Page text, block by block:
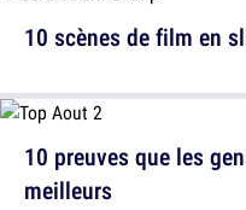
10 preuves que les
meilleurs
10 scènes de film en